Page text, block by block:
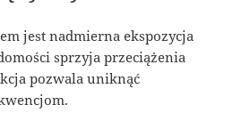
jest nadmierna ekspozycja
sprzyja przeciążenia
pozwala uniknąć